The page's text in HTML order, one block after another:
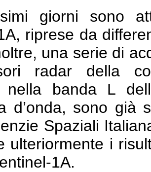
giorni sono
riprese da
una serie di
radar della
nella banda L
d’onda, sono già
Spaziali
ulteriormente i
1A.